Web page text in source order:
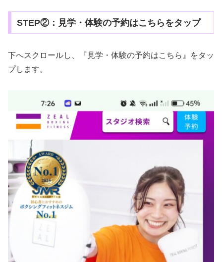
STEP②：見学・体験の予約はこちらをタップ
下へスクロールし、『見学・体験の予約はこちら』をタッ
プします。